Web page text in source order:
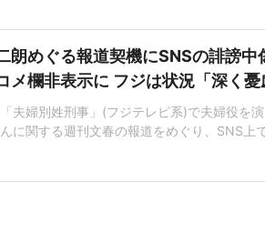
朗めぐる報道契機にSNSの誹謗中
メ欄非表示に フジは状況「深く憂
「夫婦別姓刑事」(フジテレビ系)で夫婦役を
に関する週刊文春の報道をめぐり、SNS上
がに、さすがにもうこれ以上は我慢できませ
ブサイトで配信した記事で、佐藤さんが橋本